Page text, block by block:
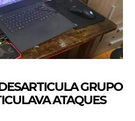
GRUPO
ATAQUES